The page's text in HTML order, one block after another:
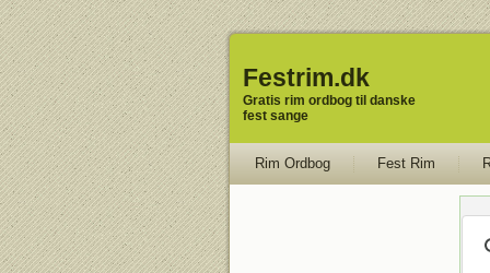
Festrim.dk
Gratis rim ordbog til danske
fest sange
Rim Ordbog Fest Rim